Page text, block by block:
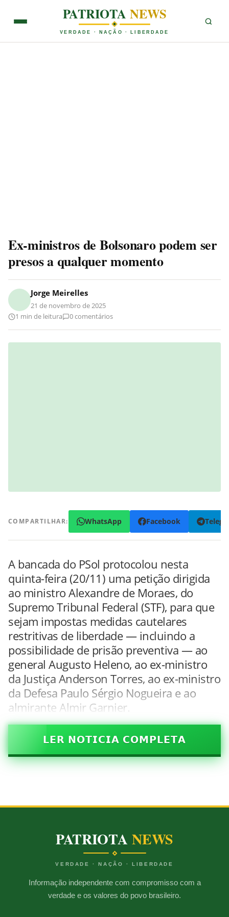
PATRIOTANEWS
VERDADE · NAÇÃO · LIBERDADE
Ex-ministros de Bolsonaro podem ser
presos a qualquer momento
Jorge Meirelles
21 de novembro de 2025
1 min de leitura
0 comentários
COMPARTILHAR: WhatsApp Facebook
A bancada do PSol protocolou nesta
quinta-feira (20/11) uma petição dirigida
ao ministro Alexandre de Moraes, do
Supremo Tribunal Federal (STF), para que
sejam impostas medidas cautelares
restritivas de liberdade — incluindo a
possibilidade de prisão preventiva — ao
general Augusto Heleno, ao ex-ministro
da Justiça Anderson Torres, ao ex-ministro
da Defesa Paulo Sérgio Nogueira e ao
almirante Almir Garnier.
𝗟𝗘𝗥 𝗡𝗢𝗧𝗜𝗖𝗜𝗔 𝗖𝗢𝗠𝗣𝗟𝗘𝗧𝗔
PATRIOTANEWS
VERDADE · NAÇÃO · LIBERDADE
Informação independente com compromisso com a
verdade e os valores do povo brasileiro.